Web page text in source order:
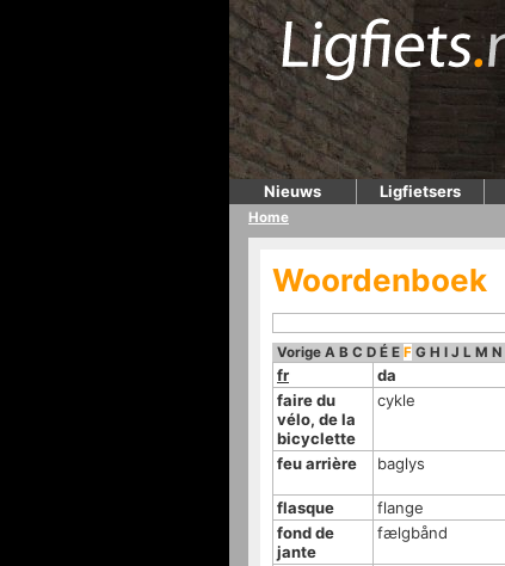
Nieuws Ligfietsers
Home
Woordenboek
Vorige A B C D É E F G H I J L M N
fr da
faire du
vélo, de la
bicyclette
cykle
feu arrière baglys
flasque
flange
fond de
jante
fælgbånd